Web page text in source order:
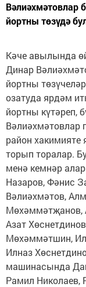
Вәлиәхмәтовлар
йортны төзүдә
Кәче авылында
Динар
йортны
озатуда ярдәм
йортны күтәреп,
Вәлиәхмәтовлар
район
торып торалар.
менә кемнәр
Назаров, Фәнис
Вәлиәхмәтов,
Мөхәммәтҗанов,
Азат
Мөхәммәтшин,
Илназ
машинасында
Рамил Николаев,